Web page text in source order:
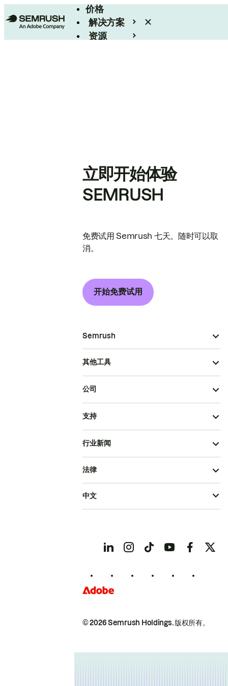
价格
解决方案
资源
立即开始体验
SEMRUSH
免费试用 Semrush 七天。随时可以取
消。
开始免费试用
Semrush
其他工具
公司
支持
行业新闻
© 2026 Semrush Holdings.版权所有。
法律
中文